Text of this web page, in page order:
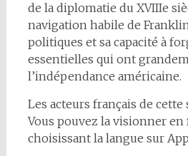
de la diplomatie du XVIIIe
navigation habile de
politiques et sa capacité à
essentielles qui ont
l’indépendance américaine.
Les acteurs français de
Vous pouvez la visionner en
choisissant la langue sur